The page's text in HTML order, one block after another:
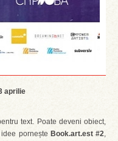
aprilie
text. Poate deveni obiect,
pornește Book.art.est #2,